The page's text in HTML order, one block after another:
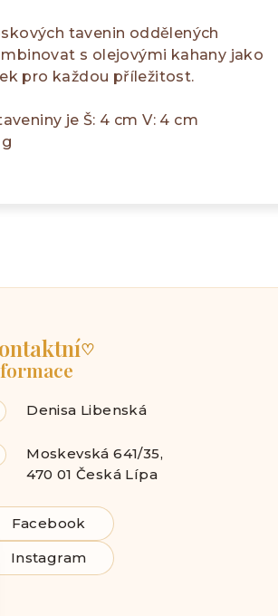
tavenin oddělených
s olejovými kahany jako
pro každou příležitost.
je Š: 4 cm V: 4 cm
♡
Denisa Libenská
Moskevská 641/35,
470 01 Česká Lípa
Facebook
Instagram